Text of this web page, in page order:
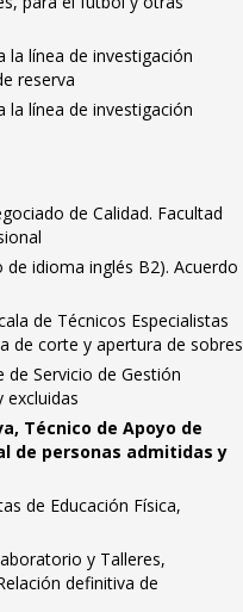
la línea de investigación
reserva
la línea de investigación
de Calidad. Facultad
de idioma inglés B2). Acuerdo
de Técnicos Especialistas
de corte y apertura de sobres
de Servicio de Gestión
excluidas
Técnico de Apoyo de
de personas admitidas y
de Educación Física,
y Talleres,
definitiva de